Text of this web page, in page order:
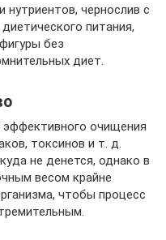
нутриентов, чернослив с
питания,
без
диет.
очищения
токсинов и т. д.
не денется, однако в
весом крайне
чтобы процесс